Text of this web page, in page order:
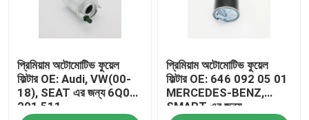
প্রিমিয়াম অটোমোটিভ ফুয়েল
ফিল্টার OE: Audi, VW(00-
18), SEAT এর জন্য 6Q0
201 511
প্রিমিয়াম অটোমোটিভ ফুয়েল
ফিল্টার OE: 646 092 05 01
MERCEDES-BENZ,
SMART এর জন্য